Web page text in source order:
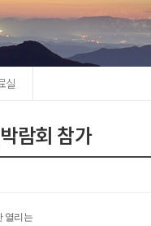
실
람회 참가
열리는